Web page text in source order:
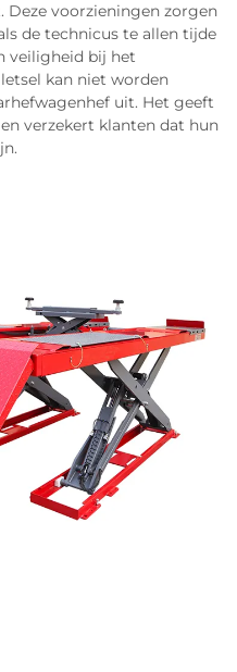
voorzieningen zorgen
de technicus te allen tijde
veiligheid bij het
kan niet worden
uit. Het geeft
verzekert klanten dat hun